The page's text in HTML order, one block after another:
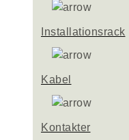
Installationsrack
Kabel
Kontakter